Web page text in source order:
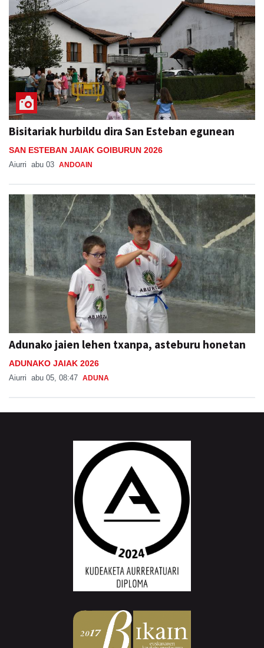
Bisitariak hurbildu dira San Esteban egunean
SAN ESTEBAN JAIAK GOIBURUN 2026
Aiurri abu 03 ANDOAIN
Adunako jaien lehen txanpa, asteburu honetan
ADUNAKO JAIAK 2026
Aiurri abu 05, 08:47 ADUNA